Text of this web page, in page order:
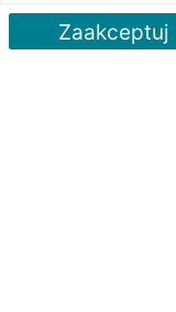
Zaakceptuj